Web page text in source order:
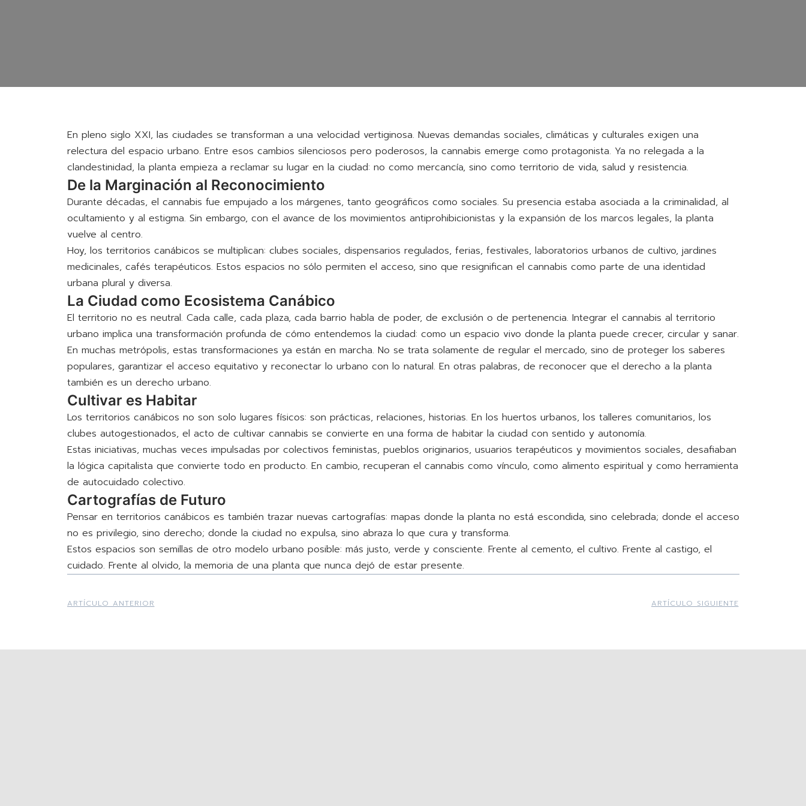
En pleno siglo XXI, las ciudades se transforman a una velocidad vertiginosa. Nuevas demandas sociales, climáticas y culturales exigen una
relectura del espacio urbano. Entre esos cambios silenciosos pero poderosos, la cannabis emerge como protagonista. Ya no relegada a la
clandestinidad, la planta empieza a reclamar su lugar en la ciudad: no como mercancía, sino como territorio de vida, salud y resistencia.
De la Marginación al Reconocimiento
Durante décadas, el cannabis fue empujado a los márgenes, tanto geográficos como sociales. Su presencia estaba asociada a la criminalidad, al
ocultamiento y al estigma. Sin embargo, con el avance de los movimientos antiprohibicionistas y la expansión de los marcos legales, la planta
vuelve al centro.
Hoy, los territorios canábicos se multiplican: clubes sociales, dispensarios regulados, ferias, festivales, laboratorios urbanos de cultivo, jardines
medicinales, cafés terapéuticos. Estos espacios no sólo permiten el acceso, sino que resignifican el cannabis como parte de una identidad
urbana plural y diversa.
La Ciudad como Ecosistema Canábico
El territorio no es neutral. Cada calle, cada plaza, cada barrio habla de poder, de exclusión o de pertenencia. Integrar el cannabis al territorio
urbano implica una transformación profunda de cómo entendemos la ciudad: como un espacio vivo donde la planta puede crecer, circular y sanar.
En muchas metrópolis, estas transformaciones ya están en marcha. No se trata solamente de regular el mercado, sino de proteger los saberes
populares, garantizar el acceso equitativo y reconectar lo urbano con lo natural. En otras palabras, de reconocer que el derecho a la planta
también es un derecho urbano.
Cultivar es Habitar
Los territorios canábicos no son solo lugares físicos: son prácticas, relaciones, historias. En los huertos urbanos, los talleres comunitarios, los
clubes autogestionados, el acto de cultivar cannabis se convierte en una forma de habitar la ciudad con sentido y autonomía.
Estas iniciativas, muchas veces impulsadas por colectivos feministas, pueblos originarios, usuarios terapéuticos y movimientos sociales, desafiaban
la lógica capitalista que convierte todo en producto. En cambio, recuperan el cannabis como vínculo, como alimento espiritual y como herramienta
de autocuidado colectivo.
Cartografías de Futuro
Pensar en territorios canábicos es también trazar nuevas cartografías: mapas donde la planta no está escondida, sino celebrada; donde el acceso
no es privilegio, sino derecho; donde la ciudad no expulsa, sino abraza lo que cura y transforma.
Estos espacios son semillas de otro modelo urbano posible: más justo, verde y consciente. Frente al cemento, el cultivo. Frente al castigo, el
cuidado. Frente al olvido, la memoria de una planta que nunca dejó de estar presente.
ARTÍCULO ANTERIOR ARTÍCULO SIGUIENTE